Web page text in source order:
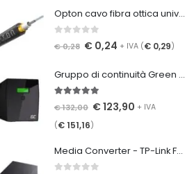
Opton cavo fibra ottica universale Aramid Z-XOTKtcdD, 8 fibre G652D
€0,28 € 0,24 + IVA (€ 0,29)
Gruppo di continuità Green Cell UPS UPS05 UPS Power Proof 2000VA 1200W 2x 9Ah
€132,00 €123,90 + IVA
(€151,16)
Media Converter - TP-Link FC311A-2 Gigabit WDM Media Converter SM SC/UPC 2km TX 1550nm